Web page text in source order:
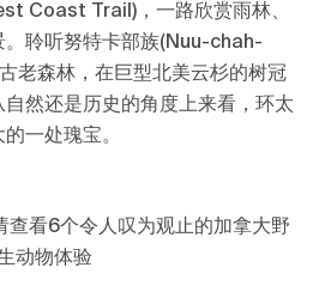
Coast Trail)，一路欣赏雨林、
。聆听努特卡部族(Nuu-chah-
老森林，在巨型北美云杉的树冠
自然还是历史的角度上来看，环太
一处瑰宝。
查看6个令人叹为观止的加拿大野
动物体验